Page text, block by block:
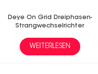
Deye On Grid Dreiphasen-
Strangwechselrichter
WEITERLESEN